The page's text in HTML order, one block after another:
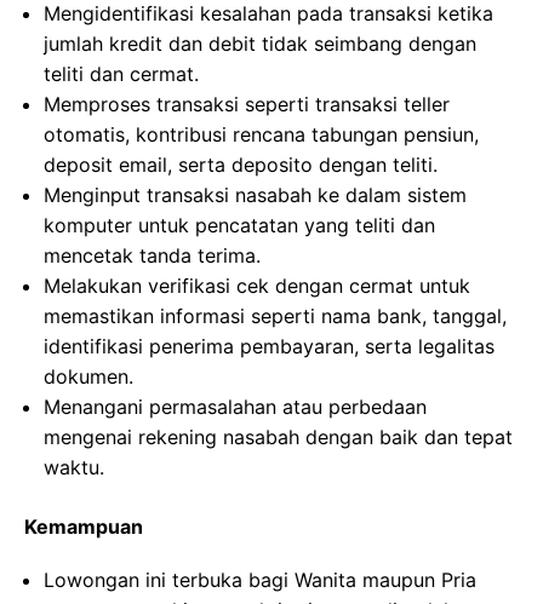
Mengidentifikasi kesalahan pada transaksi ketika
jumlah kredit dan debit tidak seimbang dengan
teliti dan cermat.
Memproses transaksi seperti transaksi teller
otomatis, kontribusi rencana tabungan pensiun,
deposit email, serta deposito dengan teliti.
Menginput transaksi nasabah ke dalam sistem
komputer untuk pencatatan yang teliti dan
mencetak tanda terima.
Melakukan verifikasi cek dengan cermat untuk
memastikan informasi seperti nama bank, tanggal,
identifikasi penerima pembayaran, serta legalitas
dokumen.
Menangani permasalahan atau perbedaan
mengenai rekening nasabah dengan baik dan tepat
waktu.
Kemampuan
Lowongan ini terbuka bagi Wanita maupun Pria